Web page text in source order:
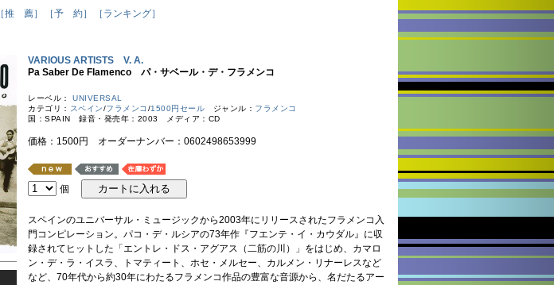
［推 薦］ ［予 約］ ［ランキング］
VARIOUS ARTISTS V. A.
Pa Saber De Flamenco パ・サベール・デ・フラメンコ
レーベル： UNIVERSAL
カテゴリ： スペイン/フラメンコ /1500円セール ジャンル： フラメンコ
国：SPAIN 録音・発売年：2003 メディア：CD
価格：1500円 オーダーナンバー：0602498653999
個
スペインのユニバーサル・ミュージックから2003年にリリースされたフラメンコ入
門コンピレーション。パコ・デ・ルシアの73年作『フエンテ・イ・カウダル』に収
録されてヒットした「エントレ・ドス・アグアス（二筋の川）」をはじめ、カマロ
ン・デ・ラ・イスラ、トマティート、ホセ・メルセー、カルメン・リナーレスなど
など、70年代から約30年にわたるフラメンコ作品の豊富な音源から、名だたるアー